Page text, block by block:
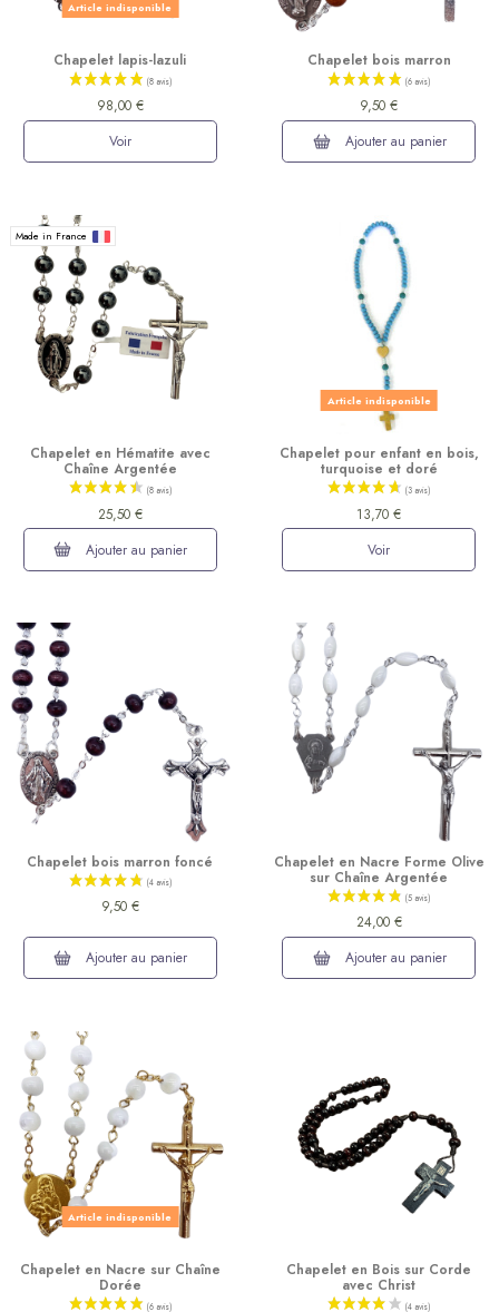
Article indisponible
Chapelet lapis-lazuli
98,00 €
Voir
Chapelet bois marron
9,50 €
Ajouter au panier
Made in France
Chapelet en Hématite avec
Chaîne Argentée
25,50 €
Ajouter au panier
Article indisponible
Chapelet pour enfant en bois,
turquoise et doré
13,70 €
Voir
Chapelet bois marron foncé
9,50 €
Ajouter au panier
Chapelet en Nacre Forme Olive
sur Chaîne Argentée
24,00 €
Ajouter au panier
Article indisponible
Chapelet en Nacre sur Chaîne
Dorée
Chapelet en Bois sur Corde
avec Christ